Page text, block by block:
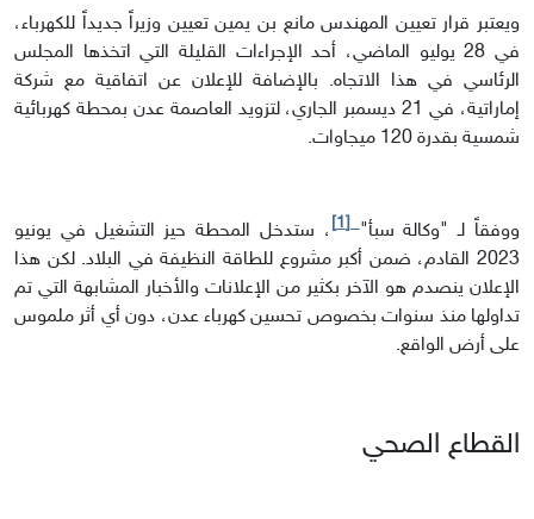
ويعتبر قرار تعيين المهندس مانع بن يمين تعيين وزيراً جديداً للكهرباء،
في 28 يوليو الماضي، أحد الإجراءات القليلة التي اتخذها المجلس
الرئاسي في هذا الاتجاه. بالإضافة للإعلان عن اتفاقية مع شركة
إماراتية، في 21 ديسمبر الجاري، لتزويد العاصمة عدن بمحطة كهربائية
شمسية بقدرة 120 ميجاوات.
ووفقاً لـ "وكالة سبأ"
، ستدخل المحطة حيز التشغيل في يونيو
2023 القادم، ضمن أكبر مشروع للطاقة النظيفة في البلاد. لكن هذا
الإعلان ينصدم هو الآخر بكثير من الإعلانات والأخبار المشابهة التي تم
تداولها منذ سنوات بخصوص تحسين كهرباء عدن، دون أي أثر ملموس
على أرض الواقع.
القطاع الصحي